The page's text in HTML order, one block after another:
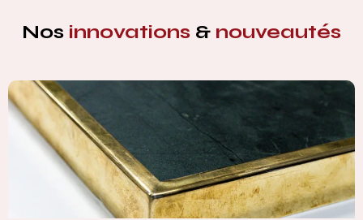
Nos innovations & nouveautés